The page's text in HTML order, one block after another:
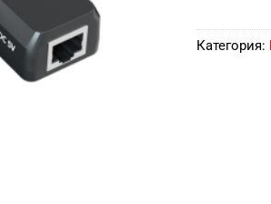
Категория: